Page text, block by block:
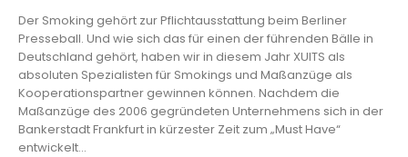
Der Smoking gehört zur Pflichtausstattung beim Berliner
Presseball. Und wie sich das für einen der führenden Bälle in
Deutschland gehört, haben wir in diesem Jahr XUITS als
absoluten Spezialisten für Smokings und Maßanzüge als
Kooperationspartner gewinnen können. Nachdem die
Maßanzüge des 2006 gegründeten Unternehmens sich in der
Bankerstadt Frankfurt in kürzester Zeit zum „Must Have“
entwickelt...